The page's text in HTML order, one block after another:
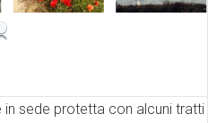
in sede protetta con alcuni